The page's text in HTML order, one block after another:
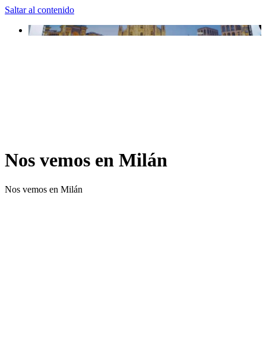
Saltar al contenido
Nos vemos en Milán
Nos vemos en Milán